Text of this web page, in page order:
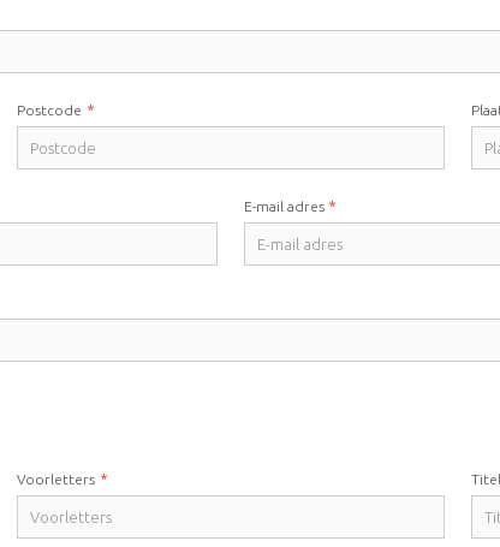
Postcode *
E-mail adres *
Voorletters * Titel